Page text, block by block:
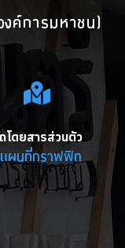
ค์การมหาชน)
โดยสารส่วนตัว
ผนที่กราฟฟิก